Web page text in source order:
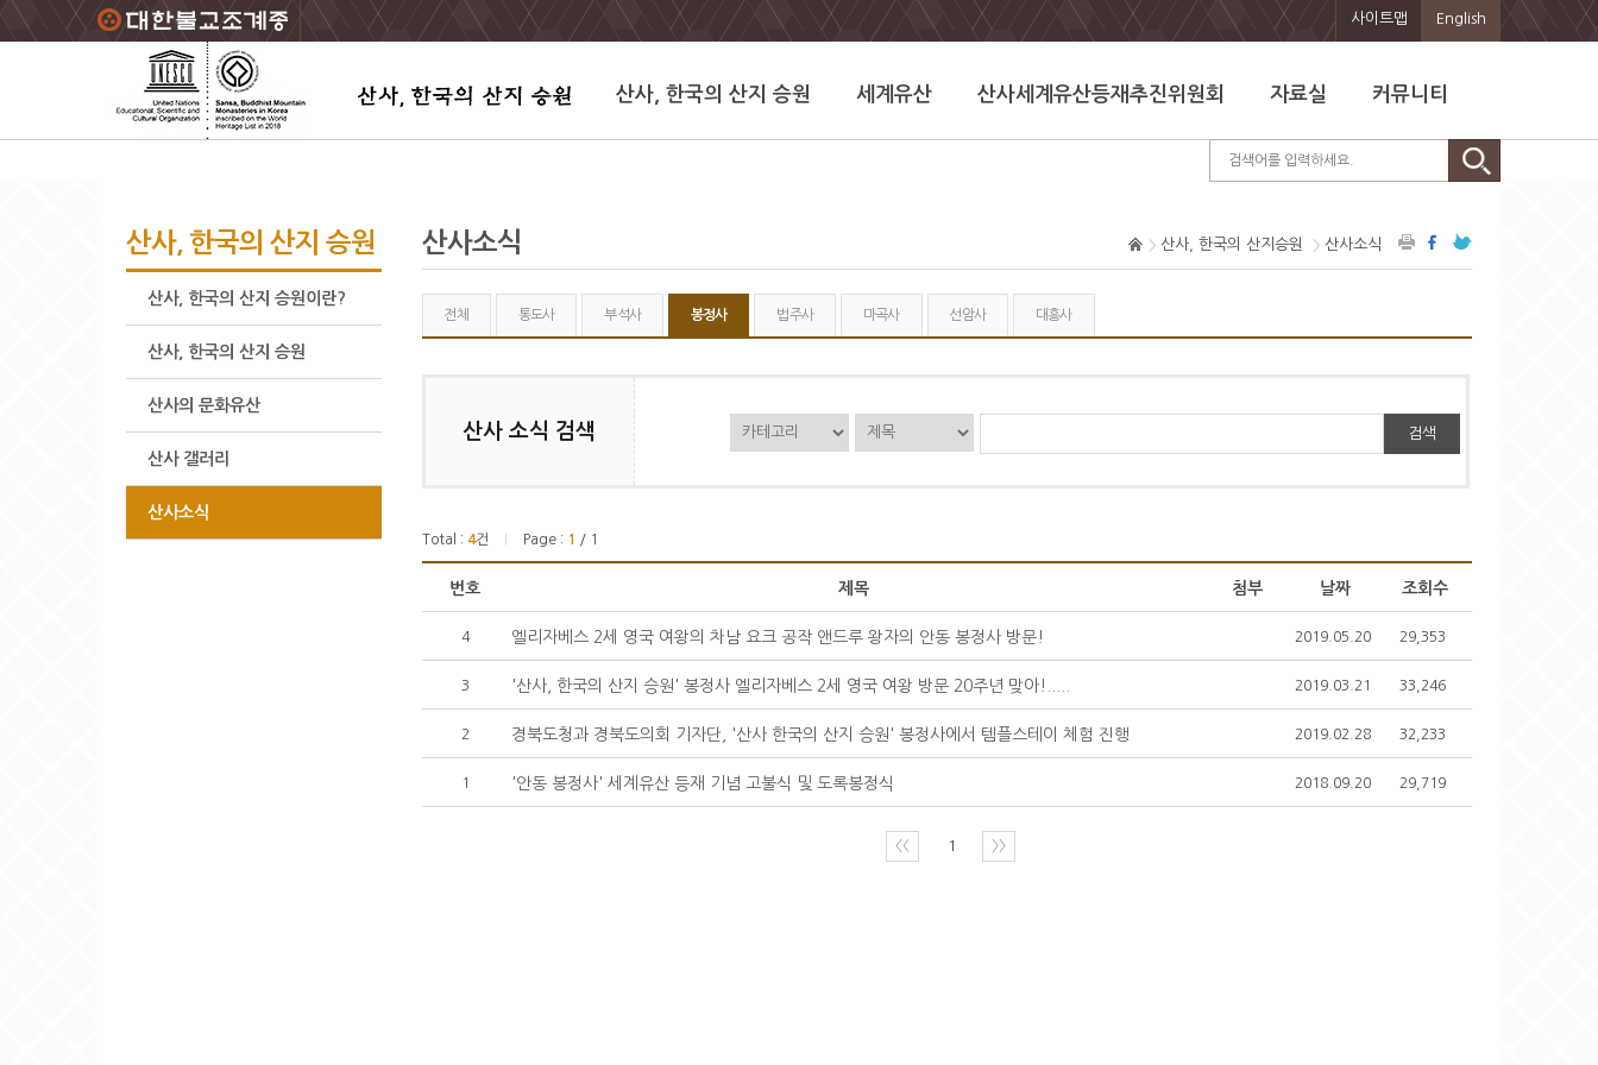
주요메뉴 바로가기
본문 바로가기
하단메뉴 바로가기 사이트맵 English
산사, 한국의 산지 승원 세계유산 산사세계유산등재추진위원회 자료실 커뮤니티
산사, 한국의 산지 승원
산사, 한국의 산지 승원이란?
산사, 한국의 산지 승원
산사의 문화유산
산사 갤러리
산사소식
산사소식 산사, 한국의 산지승원 산사소식
전체 통도사 부석사 봉정사 법주사 마곡사 선암사 대흥사
산사 소식 검색 검색
Total : 4건 Page : 1 / 1
번호 제목 첨부 날짜 조회수
4 엘리자베스 2세 영국 여왕의 차남 요크 공작 앤드루 왕자의 안동 봉정사 방문! 2019.05.20 29,353
3 '산사, 한국의 산지 승원' 봉정사 엘리자베스 2세 영국 여왕 방문 20주년 맞아!..... 2019.03.21 33,246
2 경북도청과 경북도의회 기자단, '산사 한국의 산지 승원' 봉정사에서 템플스테이 체험 진행 2019.02.28 32,233
1 '안동 봉정사' 세계유산 등재 기념 고불식 및 도록봉정식 2018.09.20 29,719
〈〈 1 〉〉